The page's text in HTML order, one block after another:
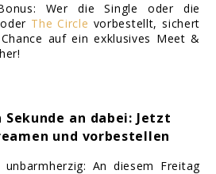
Wer die Single oder die
oder The Circle vorbestellt, sichert
auf ein exklusives Meet &
an dabei: Jetzt
und vorbestellen
An diesem Freitag